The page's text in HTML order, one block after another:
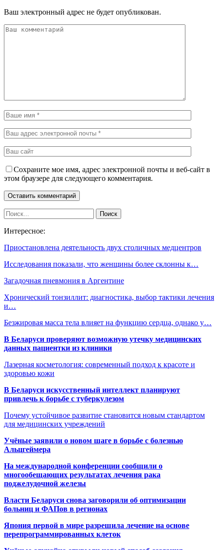
Ваш электронный адрес не будет опубликован.
Сохраните мое имя, адрес электронной почты и веб-сайт в
этом браузере для следующего комментария.
Интересное:
Приостановлена деятельность двух столичных медцентров
Исследования показали, что женщины более склонны к…
Загадочная пневмония в Аргентине
Хронический тонзиллит: диагностика, выбор тактики лечения
и…
Безжировая масса тела влияет на функцию сердца, однако у…
В Беларуси проверяют возможную утечку медицинских
данных пациентки из клиники
Лазерная косметология: современный подход к красоте и
здоровью кожи
В Беларуси искусственный интеллект планируют
привлечь к борьбе с туберкулезом
Почему устойчивое развитие становится новым стандартом
для медицинских учреждений
Учёные заявили о новом шаге в борьбе с болезнью
Альцгеймера
На международной конференции сообщили о
многообещающих результатах лечения рака
поджелудочной железы
Власти Беларуси снова заговорили об оптимизации
больниц и ФАПов в регионах
Япония первой в мире разрешила лечение на основе
перепрограммированных клеток